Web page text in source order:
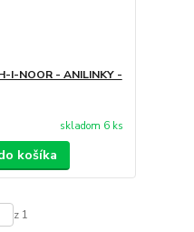
I-NOOR - ANILINKY -
skladom 6 ks
košíka
z 1